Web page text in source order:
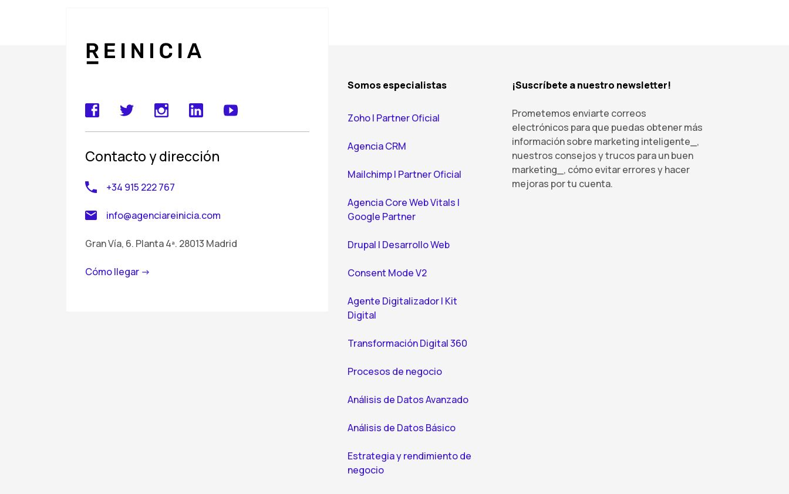
Contacto y dirección
+34 915 222 767
info@agenciareinicia.com
Gran Vía, 6. Planta 4ª. 28013 Madrid
Cómo llegar ->
Somos especialistas
Zoho | Partner Oficial
Agencia CRM
Mailchimp | Partner Oficial
Agencia Core Web Vitals |
Google Partner
Drupal | Desarrollo Web
Consent Mode V2
Agente Digitalizador | Kit
Digital
Transformación Digital 360
Procesos de negocio
Análisis de Datos Avanzado
Análisis de Datos Básico
Estrategia y rendimiento de
negocio
¡Suscríbete a nuestro newsletter!
Prometemos enviarte correos
electrónicos para que puedas obtener más
información sobre marketing inteligente_,
nuestros consejos y trucos para un buen
marketing_, cómo evitar errores y hacer
mejoras por tu cuenta.